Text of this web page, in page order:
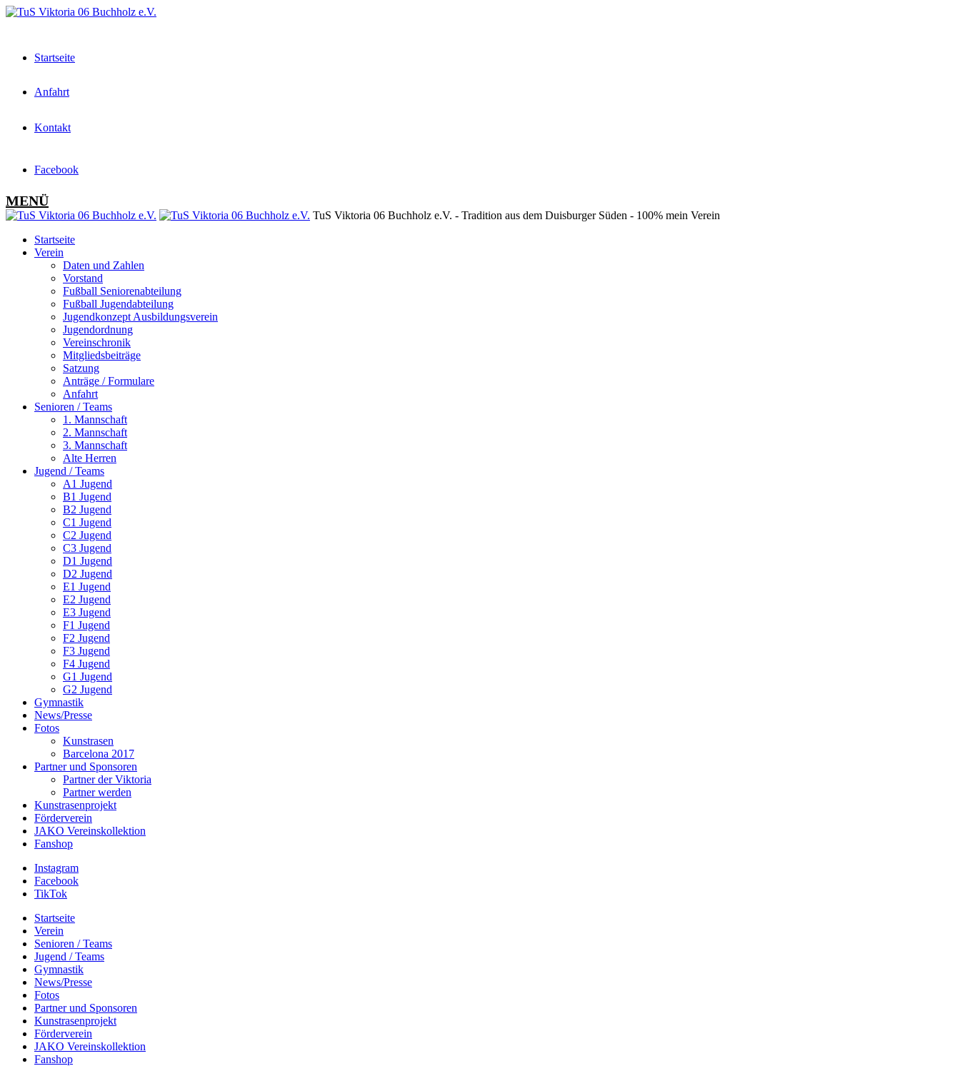
Startseite
Anfahrt
Kontakt
Facebook
MENÜ
TuS Viktoria 06 Buchholz e.V. - Tradition aus dem Duisburger Süden - 100% mein Verein
Startseite
Verein
Daten und Zahlen
Vorstand
Fußball Seniorenabteilung
Fußball Jugendabteilung
Jugendkonzept Ausbildungsverein
Jugendordnung
Vereinschronik
Mitgliedsbeiträge
Satzung
Anträge / Formulare
Anfahrt
Senioren / Teams
1. Mannschaft
2. Mannschaft
3. Mannschaft
Alte Herren
Jugend / Teams
A1 Jugend
B1 Jugend
B2 Jugend
C1 Jugend
C2 Jugend
C3 Jugend
D1 Jugend
D2 Jugend
E1 Jugend
E2 Jugend
E3 Jugend
F1 Jugend
F2 Jugend
F3 Jugend
F4 Jugend
G1 Jugend
G2 Jugend
Gymnastik
News/Presse
Fotos
Kunstrasen
Barcelona 2017
Partner und Sponsoren
Partner der Viktoria
Partner werden
Kunstrasenprojekt
Förderverein
JAKO Vereinskollektion
Fanshop
Instagram
Facebook
TikTok
Startseite
Verein
Senioren / Teams
Jugend / Teams
Gymnastik
News/Presse
Fotos
Partner und Sponsoren
Kunstrasenprojekt
Förderverein
JAKO Vereinskollektion
Fanshop